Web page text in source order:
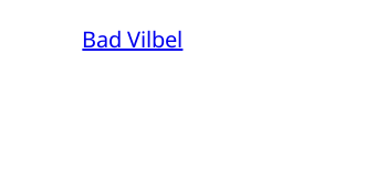
Bad Vilbel